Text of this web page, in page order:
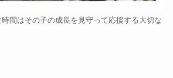
間はその子の成長を見守って応援する大切な